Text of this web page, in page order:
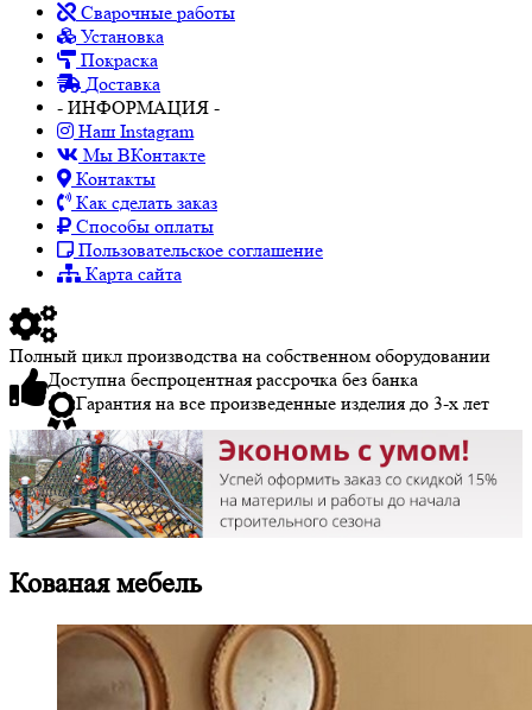
Сварочные работы
Установка
Покраска
Доставка
- ИНФОРМАЦИЯ -
Наш Instagram
Мы ВКонтакте
Контакты
Как сделать заказ
Способы оплаты
Пользовательское соглашение
Карта сайта
Полный цикл производства на собственном оборудовании
Доступна беспроцентная рассрочка без банка
Гарантия на все произведенные изделия до 3-х лет
Кованая мебель